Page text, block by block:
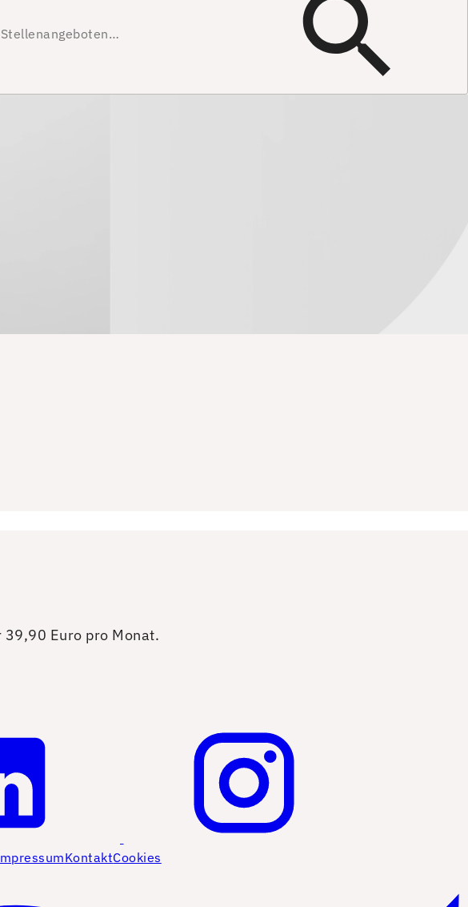
39,90 Euro pro Monat.
KontaktCookies